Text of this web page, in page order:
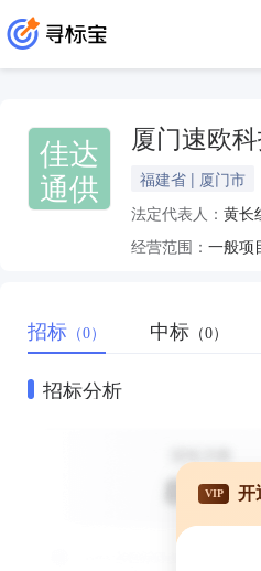
佳达
通供
厦门速欧
福建省 | 厦门市
法定代表人： 黄长
经营范围：
招标 （0） 中标 （0）
招标分析
VIP 开